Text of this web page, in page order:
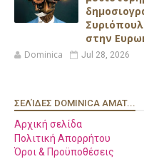
στην
Dominica Jul 28, 2026
ΣΕΛΊΔΕΣ DOMINICA AMAT...
Αρχική σελίδα
Πολιτική Απορρήτου
Όροι & Προϋποθέσεις